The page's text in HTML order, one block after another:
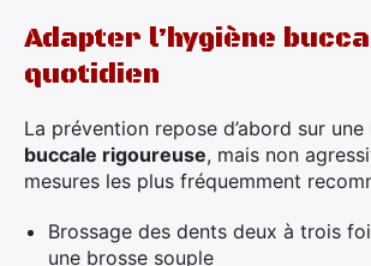
Adapter l’hygiène
quotidien
La prévention repose d’abord sur une
buccale rigoureuse, mais non
mesures les plus fréquemment
Brossage des dents deux à trois
une brosse souple